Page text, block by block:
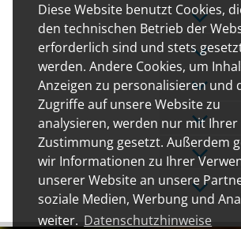
Diese Website benutzt Cookies,
den technischen Betrieb der
erforderlich sind und stets
werden. Andere Cookies, um
Anzeigen zu personalisieren und
Zugriffe auf unsere Website zu
analysieren, werden nur mit Ihrer
Zustimmung gesetzt. Außerdem
wir Informationen zu Ihrer
unserer Website an unsere
soziale Medien, Werbung und
weiter. Datenschutzhinweise